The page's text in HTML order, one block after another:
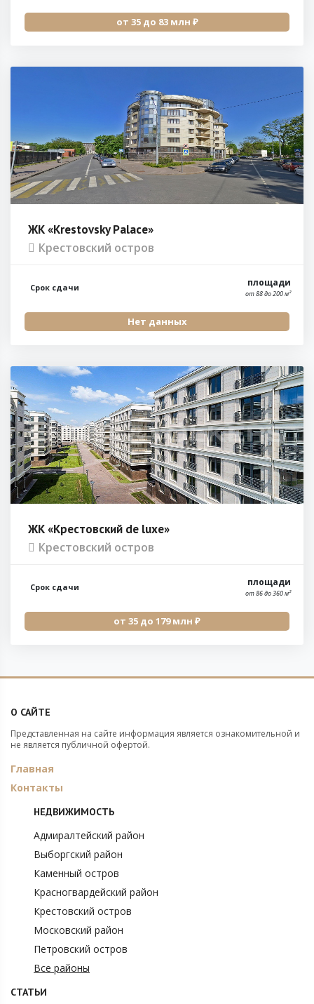
от 35 до 83 млн ₽
ЖК «Krestovsky Palace»
Крестовский остров
Срок сдачи площади
от 88 до 200 м²
Нет данных
ЖК «Крестовский de luxe»
Крестовский остров
Срок сдачи площади
от 86 до 360 м²
от 35 до 179 млн ₽
О САЙТЕ
Представленная на сайте информация является ознакомительной и
не является публичной офертой.
Главная
Контакты
НЕДВИЖИМОСТЬ
Адмиралтейский район
Выборгский район
Каменный остров
Красногвардейский район
Крестовский остров
Московский район
Петровский остров
Все районы
СТАТЬИ